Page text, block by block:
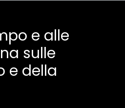
e alle
sulle
e della